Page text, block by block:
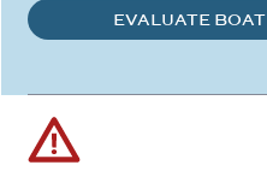
EVALUATE BOAT